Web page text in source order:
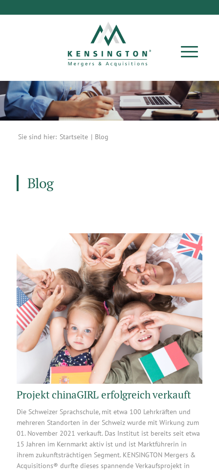
Sie sind hier: Startseite | Blog
Blog
Projekt chinaGIRL erfolgreich verkauft
Die Schweizer Sprachschule, mit etwa 100 Lehrkräften und
mehreren Standorten in der Schweiz wurde mit Wirkung zum
01. November 2021 verkauft. Das Institut ist bereits seit etwa
15 Jahren im Kernmarkt aktiv ist und ist Marktführerin in
ihrem zukunftsträchtigen Segment. KENSINGTON Mergers &
Acquisitions® durfte dieses spannende Verkaufsprojekt in